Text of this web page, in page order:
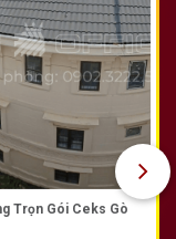
Trọn Gói Ceks Gò